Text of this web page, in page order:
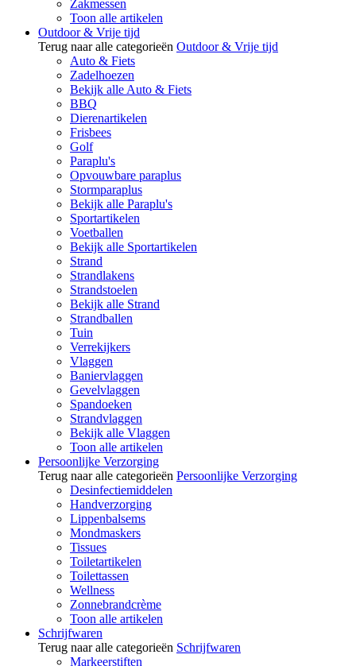
Zakmessen
Toon alle artikelen
Outdoor & Vrije tijd
Terug naar alle categorieën Outdoor & Vrije tijd
Auto & Fiets
Zadelhoezen
Bekijk alle Auto & Fiets
BBQ
Dierenartikelen
Frisbees
Golf
Paraplu's
Opvouwbare paraplus
Stormparaplus
Bekijk alle Paraplu's
Sportartikelen
Voetballen
Bekijk alle Sportartikelen
Strand
Strandlakens
Strandstoelen
Bekijk alle Strand
Strandballen
Tuin
Verrekijkers
Vlaggen
Baniervlaggen
Gevelvlaggen
Spandoeken
Strandvlaggen
Bekijk alle Vlaggen
Toon alle artikelen
Persoonlijke Verzorging
Terug naar alle categorieën Persoonlijke Verzorging
Desinfectiemiddelen
Handverzorging
Lippenbalsems
Mondmaskers
Tissues
Toiletartikelen
Toilettassen
Wellness
Zonnebrandcrème
Toon alle artikelen
Schrijfwaren
Terug naar alle categorieën Schrijfwaren
Markeerstiften